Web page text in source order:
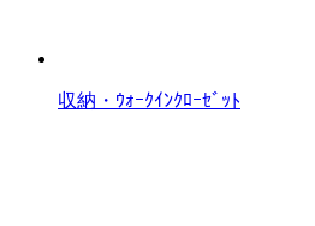
収納・ｳｫｰｸｲﾝｸﾛｰｾﾞｯﾄ